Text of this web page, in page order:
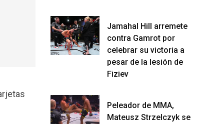
Jamahal Hill arremete
contra Gamrot por
celebrar su victoria a
pesar de la lesión de
Fiziev
Peleador de MMA,
Mateusz Strzelczyk se